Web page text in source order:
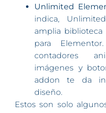
Unlimited
indica,
amplia
para
contadores
imágenes y
addon te da
diseño.
Estos son solo